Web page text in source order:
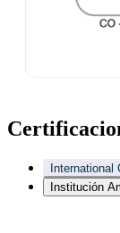
Institución